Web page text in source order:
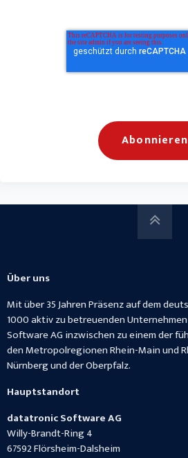
Über uns
Mit über 35 Jahren Präsenz auf dem
1000 aktiv zu betreuenden
Software AG inzwischen zu einem der
den Metropolregionen Rhein-Main und
Nürnberg und der Oberpfalz.
Hauptstandort
datatronic Software AG
Willy-Brandt-Ring 4
67592Flörsheim-Dalsheim